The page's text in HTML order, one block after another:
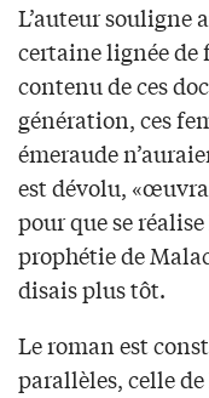
L’auteur souligne
certaine lignée
contenu de ces
génération, ces
émeraude
est dévolu,
pour que se
prophétie de
disais plus tôt.
Le roman est
parallèles, celle